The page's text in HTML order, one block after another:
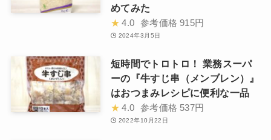
めてみた
★ 4.0 参考価格 915円
2024年3月5日
短時間でトロトロ！ 業務スーパ
ーの『牛すじ串（メンブレン）』
はおつまみレシピに便利な一品
★ 4.0 参考価格 537円
2022年10月22日